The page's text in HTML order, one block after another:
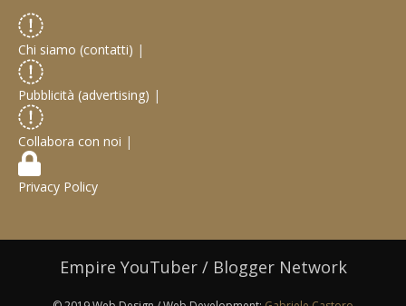
Chi siamo (contatti) |
Pubblicità (advertising) |
Collabora con noi |
Privacy Policy
Empire YouTuber / Blogger Network